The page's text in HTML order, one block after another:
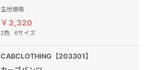
生地価格
￥3,320
2色 6サイズ
CABCLOTHING【203301】